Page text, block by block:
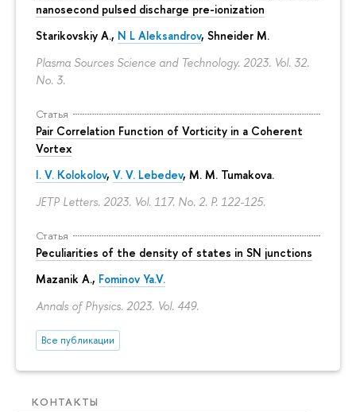
nanosecond pulsed discharge pre-ionization
Starikovskiy A., N L Aleksandrov, Shneider M.
Plasma Sources Science and Technology. 2023. Vol. 32.
No. 3.
Статья
Pair Correlation Function of Vorticity in a Coherent
Vortex
I. V. Kolokolov, V. V. Lebedev, M. M. Tumakova.
JETP Letters. 2023. Vol. 117. No. 2. P. 122-125.
Статья
Peculiarities of the density of states in SN junctions
Mazanik A., Fominov Ya.V.
Annals of Physics. 2023. Vol. 449.
Все публикации
КОНТАКТЫ